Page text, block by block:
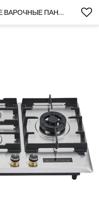
ВСТРАИВАЕМЫЕ ГАЗОВЫЕ ВАРОЧНЫЕ ПАНЕЛИ OEM | ЗАВОД ПО ПРОИЗВОДСТВУ ГАЗОВЫХ ВАРОЧНЫХ ПАНЕЛЕЙ | B23-S | ТРЕБУЕТСЯ МИНИМАЛЬНЫЙ ОБЪЁМ ЗАКАЗА